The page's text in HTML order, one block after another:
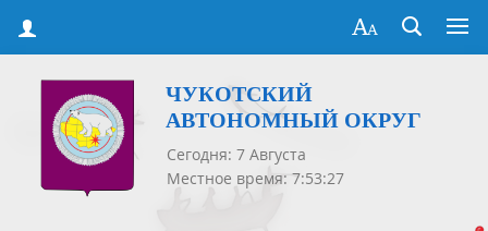
ЧУКОТСКИЙ
АВТОНОМНЫЙ ОКРУГ
Сегодня: 7 Августа
Местное время: 7:53:27